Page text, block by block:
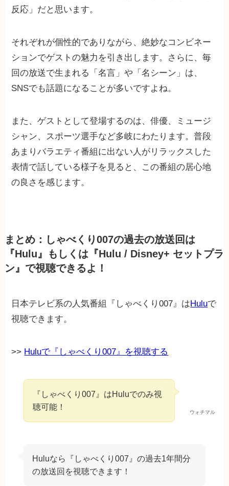
反応」だと思います。
それぞれが個性的でありながら、絶妙なコンビネー
ションでゲストの魅力を引き出します。さらに、毎
回の放送で生まれる「名言」や「名シーン」は、
SNSでも話題になることが多いですよね。
また、ゲストとして登場するのは、俳優、ミュージ
シャン、スポーツ選手など多岐にわたります。普段
あまりバラエティ番組に出ない人がリラックスした
表情で話している様子を見ると、この番組の居心地
の良さを感じます。
まとめ：しゃべくり007の過去の放送回は
『Hulu』もしくは『Hulu / Disney+ セットプラ
ン』で視聴できるよ！
日本テレビ系の人気番組『しゃべくり007』はHuluで
視聴できます。
>> Huluで『しゃべくり007』を視聴する
ウォチマル
『しゃべくり007』はHuluでのみ視
聴可能！
Huluなら『しゃべくり007』の過去1年間分
の放送回を視聴できます！